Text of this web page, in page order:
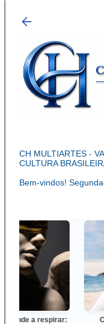
CH MULTIARTES -
CULTURA
Bem-vindos!
a respirar:
Com